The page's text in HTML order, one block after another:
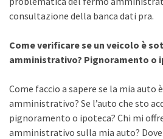
consultazione della banca dati pra.
Come verificare se un veicolo è
amministrativo? Pignoramento o
Come faccio a sapere se la mia
amministrativo? Se l’auto che sto
pignoramento o ipoteca? Chi mi
amministrativo sulla mia auto? Dove